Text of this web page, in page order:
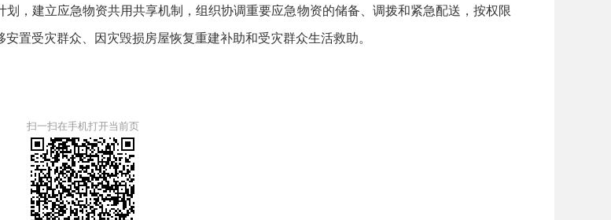
，建立应急物资共用共享机制，组织协调重要应急物资的储备、调拨和紧急配送，按权限
置受灾群众、因灾毁损房屋恢复重建补助和受灾群众生活救助。
扫一扫在手机打开当前页